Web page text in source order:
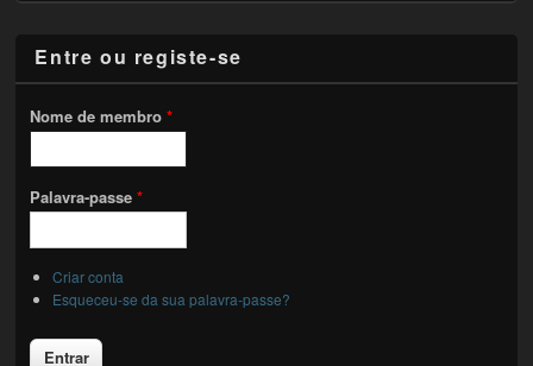
Entre ou registe-se
Nome de membro*
Palavra-passe*
Criar conta
Esqueceu-se da sua palavra-passe?